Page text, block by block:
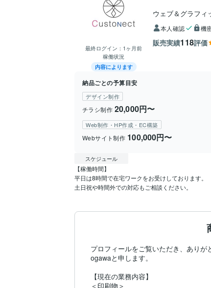
最終ログイン： 1ヶ月前
稼働状況
内容によります
ウェブ＆グラフィ
本人確認 機
販売実績118評価
納品ごとの予算目安
デザイン制作
チラシ制作 20,000円〜
Web制作・HP作成・EC構築
Webサイト制作 100,000円〜
スケジュール
【稼働時間】
平日は8時間で在宅ワークをお受けしております。
土日祝や時間外での対応もご相談ください。
プロフィールをご覧いただき、ありが
ogawaと申します。
【現在の業務内容】
＜印刷物＞